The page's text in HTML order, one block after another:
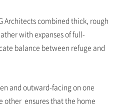
Architects combined thick, rough
with expanses of full-
balance between refuge and
and outward-facing on one
other ensures that the home